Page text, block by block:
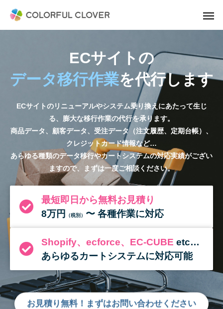
ECサイトの
データ移行作業を代行します
ECサイトのリニューアルやシステム乗り換えにあたって生じ
る、膨大な移行作業の代行を承ります。
商品データ、顧客データ、受注データ（注文履歴、定期台帳）、
クレジットカード情報など…
あらゆる種類のデータ移行やカートシステムの対応実績がござい
ますので、まずは一度ご相談ください。
最短即日から無料お見積り
8万円
（税別） 〜 各種作業に対応
Shopify、ecforce、EC-CUBE etc…
あらゆるカートシステムに対応可能
お見積り無料！まずはお問い合わせください